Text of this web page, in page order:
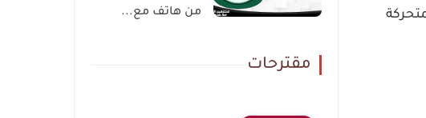
من هاتف مع...
مقترحات